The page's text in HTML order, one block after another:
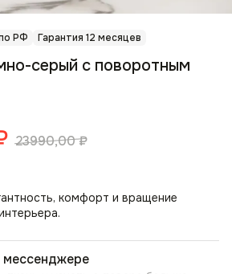
РФ Гарантия 12 месяцев
серый с поворотным
23990,00₽
комфорт и вращение